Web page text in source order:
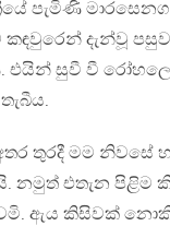
පැමිණි
කඳවුරෙන් දැන්වූ
එයින් සුවී වී
තුරදී මම
නමුත් එතැන පිළිම
ඇය කිසිවක්